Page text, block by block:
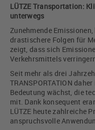
LÜTZE Transportation:
unterwegs
Zunehmende
drastischere Folgen für
zeigt, dass sich
Verkehrsmittels
Seit mehr als drei
TRANSPORTATION
Bedeutung wächst, die
mit. Dank konsequent
LÜTZE heute zahlreiche
anspruchsvolle